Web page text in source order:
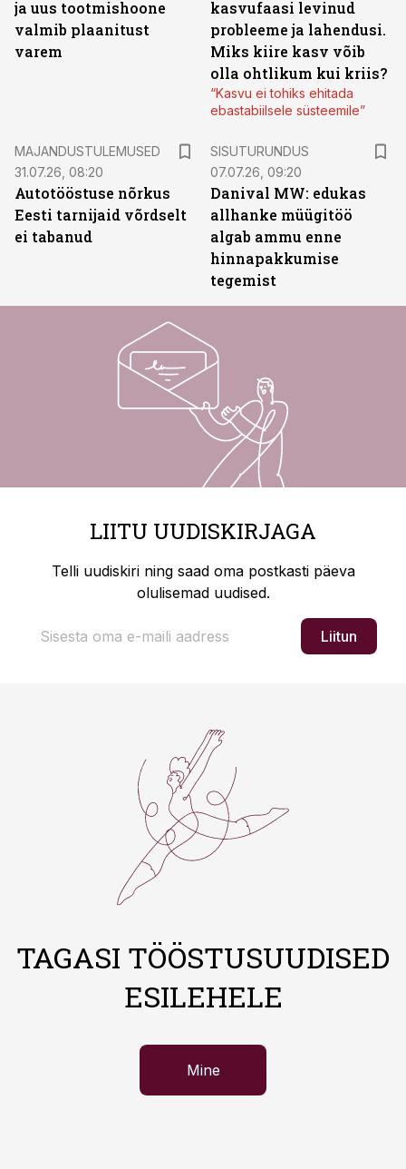
ja uus tootmishoone
valmib plaanitust
varem
kasvufaasi levinud
probleeme ja lahendusi.
Miks kiire kasv võib
olla ohtlikum kui kriis?
“Kasvu ei tohiks ehitada
ebastabiilsele süsteemile”
MAJANDUSTULEMUSED
31.07.26, 08:20
Autotööstuse nõrkus
Eesti tarnijaid võrdselt
ei tabanud
SISUTURUNDUS
07.07.26, 09:20
Danival MW: edukas
allhanke müügitöö
algab ammu enne
hinnapakkumise
tegemist
LIITU UUDISKIRJAGA
Telli uudiskiri ning saad oma postkasti päeva
olulisemad uudised.
Liitun
TAGASI TÖÖSTUSUUDISED
ESILEHELE
Mine